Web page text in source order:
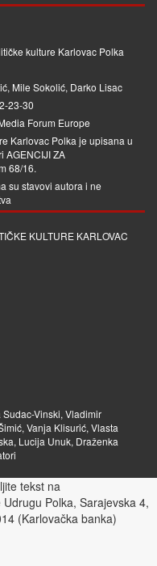
kulture Karlovac Polka
Mile Sokolić, Darko Lisac
23-30
Forum Europe
Karlovac Polka je upisana u
AGENCIJI ZA
68/16.
su stavovi autora i ne
KULTURE KARLOVAC
Vinski, Vladimir
Vanja Klisurić, Vlasta
Lucija Unuk, Draženka
tekst na
Polka, Sarajevska 4,
(Karlovačka banka)